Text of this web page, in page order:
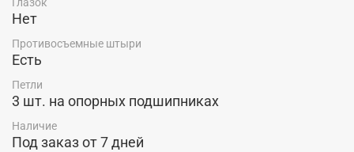
Нет
Противосъемные штыри
Есть
Петли
3 шт. на опорных подшипниках
Наличие
Под заказ от 7 дней